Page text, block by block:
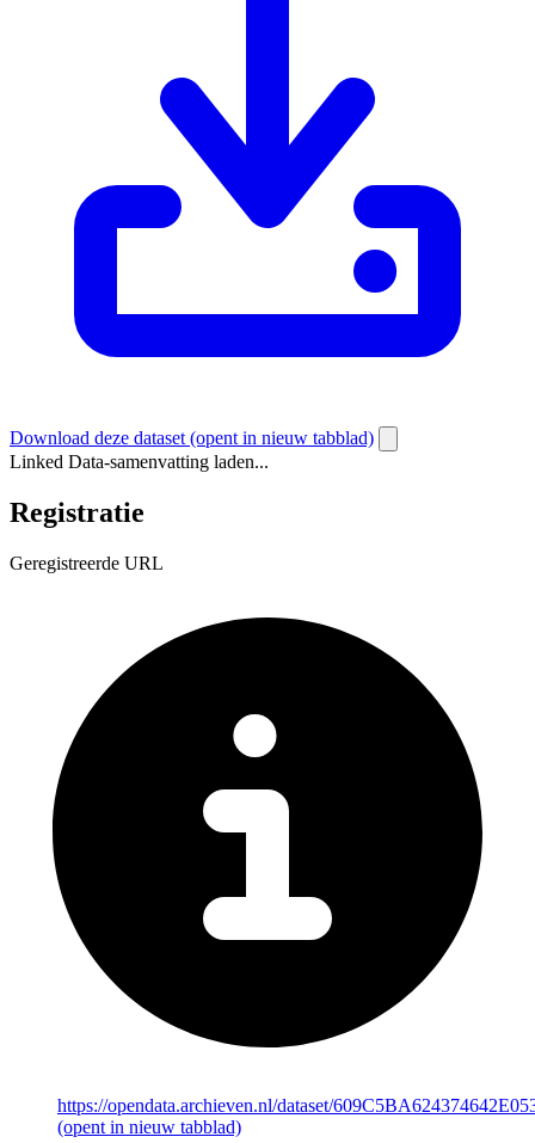
Download deze dataset (opent in nieuw tabblad)
Linked Data-samenvatting laden...
Registratie
Geregistreerde URL
https://opendata.archieven.nl/dataset/
(opent in nieuw tabblad)